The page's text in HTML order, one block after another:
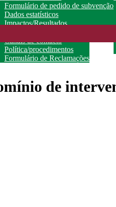
Formulário de pedido de subvenção
Dados estatísticos
Impactos/Resultados
Canais de contacto
Política/procedimentos
Formulário de Reclamações
de